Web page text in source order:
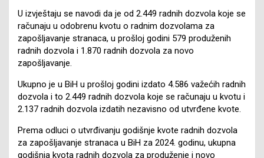
U izvještaju se navodi da je od 2.449 radnih dozvola koje se
računaju u odobrenu kvotu o radnim dozvolama za
zapošljavanje stranaca, u prošloj godini 579 produženih
radnih dozvola i 1.870 radnih dozvola za novo
zapošljavanje.
Ukupno je u BiH u prošloj godini izdato 4.586 važećih radnih
dozvola i to 2.449 radnih dozvola koje se računaju u kvotu i
2.137 radnih dozvola izdatih nezavisno od utvrđene kvote.
Prema odluci o utvrđivanju godišnje kvote radnih dozvola
za zapošljavanje stranaca u BiH za 2024. godinu, ukupna
godišnja kvota radnih dozvola za produženje i novo